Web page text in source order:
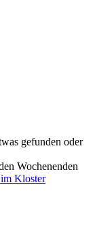
gefunden oder
Wochenenden
Kloster